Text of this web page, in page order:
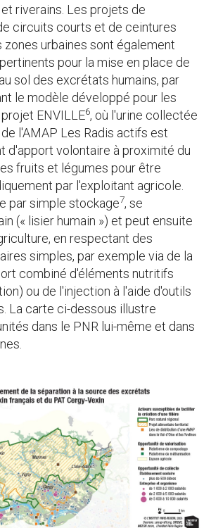
riverains. Les projets de
circuits courts et de ceintures
urbaines sont également
pour la mise en place de
sol des excrétats humains, par
le modèle développé pour les
ENVILLE6, où l'urine collectée
l'AMAP Les Radis actifs est
d'apport volontaire à proximité du
fruits et légumes pour être
par l'exploitant agricole.
par simple stockage7, se
(« lisier humain ») et peut ensuite
en respectant des
simples, par exemple via de la
combiné d'éléments nutritifs
ou de l'injection à l'aide d'outils
La carte ci-dessous illustre
dans le PNR lui-même et dans